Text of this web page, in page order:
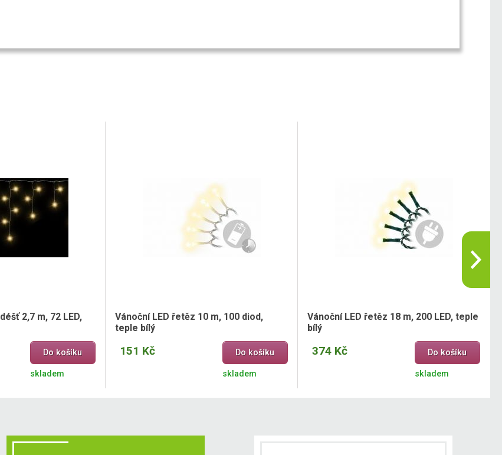
2,7 m, 72 LED,
Do košíku
skladem
Vánoční LED řetěz 10 m, 100 diod,
teple bílý
151 Kč Do košíku
skladem
Vánoční LED řetěz 18 m, 200 LED, teple
bílý
374 Kč Do košíku
skladem